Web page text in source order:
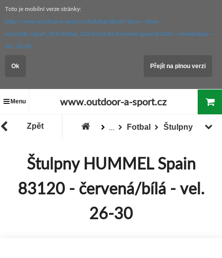
Toto je mobilní verze stránky:
http://www.outdoor-a-sport.cz/katalog/zbozi/-akce---slevy---
vyprodej-/sport_396/fotbal_232/produkt/hummel-spain-83120---cervenabila---
vel.-26-30
Ok Přejít na plnou verzi
Menu www.outdoor-a-sport.cz
Zpět ... Štulpny
Fotbal
Štulpny HUMMEL Spain
83120 - červená/bílá - vel.
26-30